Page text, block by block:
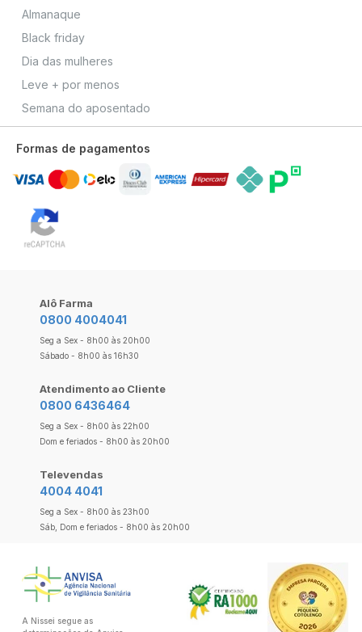
Almanaque
Black friday
Dia das mulheres
Leve + por menos
Semana do aposentado
Formas de pagamentos
Alô Farma
0800 4004041
Seg a Sex - 8h00 às 20h00
Sábado - 8h00 às 16h30
Atendimento ao Cliente
0800 6436464
Seg a Sex - 8h00 às 22h00
Dom e feriados - 8h00 às 20h00
Televendas
4004 4041
Seg a Sex - 8h00 às 23h00
Sáb, Dom e feriados - 8h00 às 20h00
A Nissei segue as